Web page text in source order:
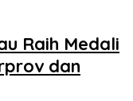
Raih Medali
dan